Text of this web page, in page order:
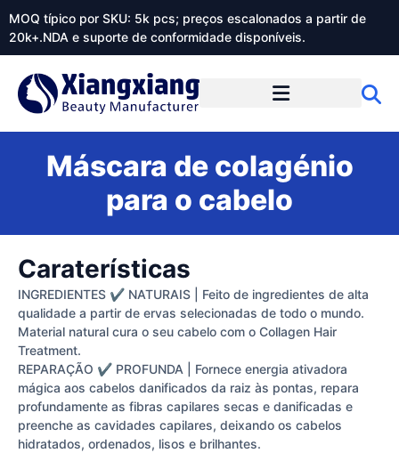
MOQ típico por SKU: 5k pcs; preços escalonados a partir de
20k+.NDA e suporte de conformidade disponíveis.
Máscara de colagénio
para o cabelo
Caraterísticas
INGREDIENTES ✔ NATURAIS | Feito de ingredientes de alta
qualidade a partir de ervas selecionadas de todo o mundo.
Material natural cura o seu cabelo com o Collagen Hair
Treatment.
REPARAÇÃO ✔ PROFUNDA | Fornece energia ativadora
mágica aos cabelos danificados da raiz às pontas, repara
profundamente as fibras capilares secas e danificadas e
preenche as cavidades capilares, deixando os cabelos
hidratados, ordenados, lisos e brilhantes.